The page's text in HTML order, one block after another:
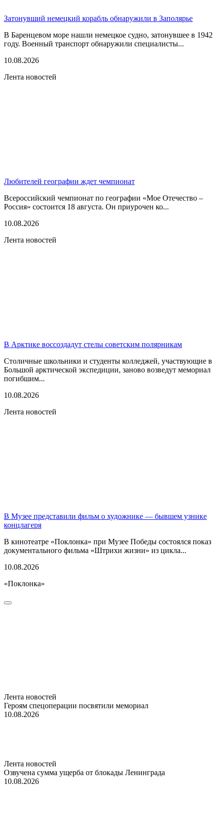
Затонувший немецкий корабль обнаружили в Заполярье
В Баренцевом море нашли немецкое судно, затонувшее в 1942
году. Военный транспорт обнаружили специалисты...
10.08.2026
Лента новостей
Любителей географии ждет чемпионат
Всероссийский чемпионат по географии «Мое Отечество –
Россия» состоится 18 августа. Он приурочен ко...
10.08.2026
Лента новостей
В Арктике воссоздадут стелы советским полярникам
Столичные школьники и студенты колледжей, участвующие в
Большой арктической экспедиции, заново возведут мемориал
погибшим...
10.08.2026
Лента новостей
В Музее представили фильм о художнике — бывшем узнике
концлагеря
В кинотеатре «Поклонка» при Музее Победы состоялся показ
документального фильма «Штрихи жизни» из цикла...
10.08.2026
«Поклонка»
Лента новостей
Героям спецоперации посвятили мемориал
10.08.2026
Лента новостей
Озвучена сумма ущерба от блокады Ленинграда
10.08.2026